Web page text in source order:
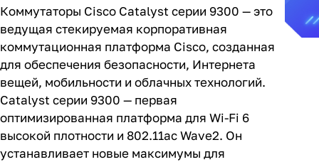
Коммутаторы Cisco Catalyst серии 9300 — это
ведущая стекируемая корпоративная
коммутационная платформа Cisco, созданная
для обеспечения безопасности, Интернета
вещей, мобильности и облачных технологий.
Catalyst серии 9300 — первая
оптимизированная платформа для Wi-Fi 6
высокой плотности и 802.11ac Wave2. Он
устанавливает новые максимумы для